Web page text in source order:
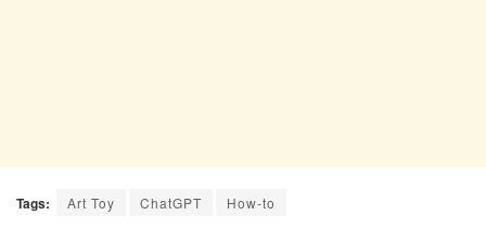
Tags: Art Toy ChatGPT How-to